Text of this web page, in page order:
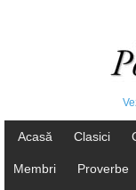
Acasă Clasici
Membri Proverbe